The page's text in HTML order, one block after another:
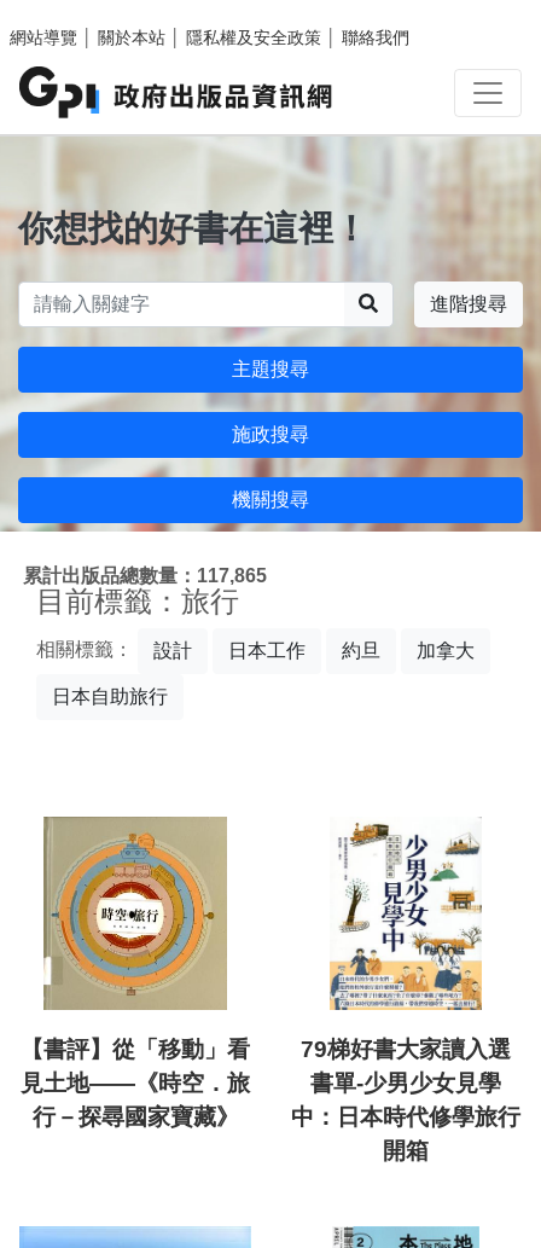
網站導覽
關於本站 隱私權及安全政策 聯絡我們
你想找的好書在這裡！
進階搜尋
主題搜尋
施政搜尋
機關搜尋
累計出版品總數量：117,865
目前標籤：旅行
相關標籤： 設計 日本工作 約旦 加拿大
日本自助旅行
【書評】從「移動」看
見土地——《時空．旅
行－探尋國家寶藏》
79梯好書大家讀入選
書單-少男少女見學
中：日本時代修學旅行
開箱